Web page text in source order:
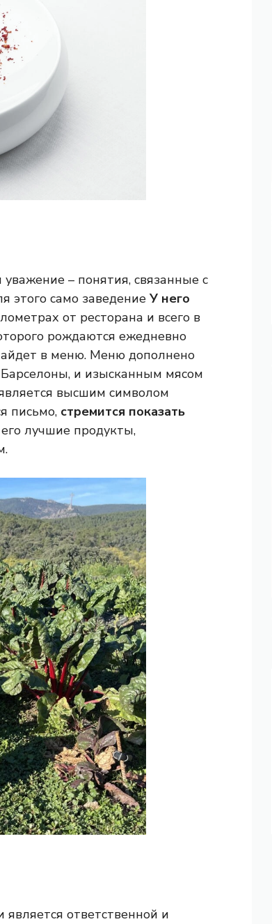
– понятия, связанные с
этого само заведение У него
от ресторана и всего в
рождаются ежедневно
в меню. Меню дополнено
и изысканным мясом
высшим символом
письмо, стремится показать
лучшие продукты,
ответственной и